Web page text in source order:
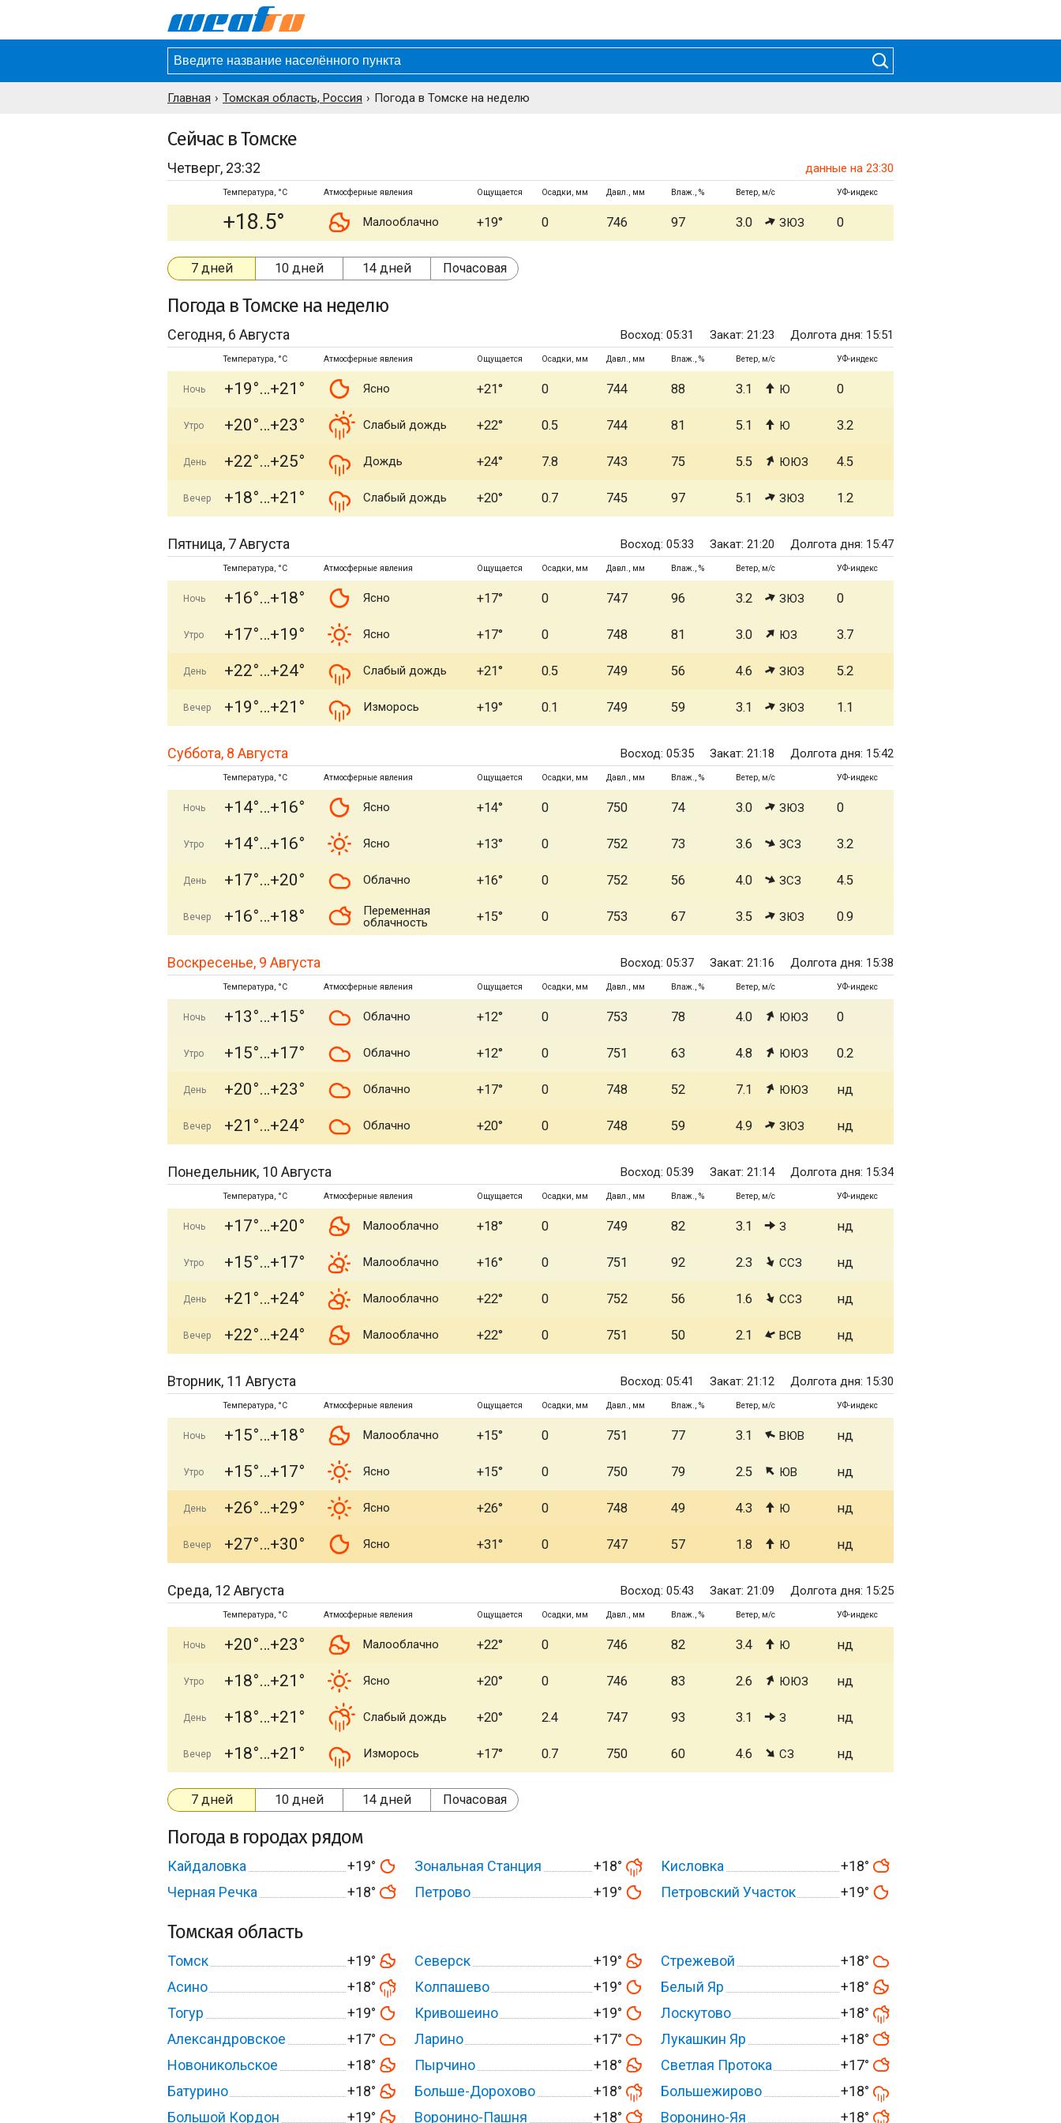
Главная Томская область, Россия Погода в Томске на неделю
Сейчас в Томске
Четверг, 23:32 данные на 23:30
Температура, °C Атмосферные явления Ощущается Осадки, мм Давл., мм Влаж., % Ветер, м/с УФ-индекс
+18.5° Малооблачно +19° 0 746 97 3.0 ЗЮЗ 0
7 дней 10 дней 14 дней Почасовая
Погода в Томске на неделю
Сегодня, 6 Августа Восход: 05:31 Закат: 21:23 Долгота дня: 15:51
Температура, °C Атмосферные явления Ощущается Осадки, мм Давл., мм Влаж., % Ветер, м/с УФ-индекс
Ночь +19° +21° Ясно +21° 0 744 88 3.1 Ю 0
Утро +20° +23° Слабый дождь +22° 0.5 744 81 5.1 Ю 3.2
День +22° +25° Дождь +24° 7.8 743 75 5.5 ЮЮЗ 4.5
Вечер +18° +21° Слабый дождь +20° 0.7 745 97 5.1 ЗЮЗ 1.2
Пятница, 7 Августа Восход: 05:33 Закат: 21:20 Долгота дня: 15:47
Температура, °C Атмосферные явления Ощущается Осадки, мм Давл., мм Влаж., % Ветер, м/с УФ-индекс
Ночь +16° +18° Ясно +17° 0 747 96 3.2 ЗЮЗ 0
Утро +17° +19° Ясно +17° 0 748 81 3.0 ЮЗ 3.7
День +22° +24° Слабый дождь +21° 0.5 749 56 4.6 ЗЮЗ 5.2
Вечер +19° +21° Изморось +19° 0.1 749 59 3.1 ЗЮЗ 1.1
Суббота, 8 Августа Восход: 05:35 Закат: 21:18 Долгота дня: 15:42
Температура, °C Атмосферные явления Ощущается Осадки, мм Давл., мм Влаж., % Ветер, м/с УФ-индекс
Ночь +14° +16° Ясно +14° 0 750 74 3.0 ЗЮЗ 0
Утро +14° +16° Ясно +13° 0 752 73 3.6 ЗСЗ 3.2
День +17° +20° Облачно +16° 0 752 56 4.0 ЗСЗ 4.5
Вечер +16° +18°
Переменная
облачность
+15° 0 753 67 3.5 ЗЮЗ 0.9
Воскресенье, 9 Августа Восход: 05:37 Закат: 21:16 Долгота дня: 15:38
Температура, °C Атмосферные явления Ощущается Осадки, мм Давл., мм Влаж., % Ветер, м/с УФ-индекс
Ночь +13° +15° Облачно +12° 0 753 78 4.0 ЮЮЗ 0
Утро +15° +17° Облачно +12° 0 751 63 4.8 ЮЮЗ 0.2
День +20° +23° Облачно +17° 0 748 52 7.1 ЮЮЗ нд
Вечер +21° +24° Облачно +20° 0 748 59 4.9 ЗЮЗ нд
Понедельник, 10 Августа Восход: 05:39 Закат: 21:14 Долгота дня: 15:34
Температура, °C Атмосферные явления Ощущается Осадки, мм Давл., мм Влаж., % Ветер, м/с УФ-индекс
Ночь +17° +20° Малооблачно +18° 0 749 82 3.1 З нд
Утро +15° +17° Малооблачно +16° 0 751 92 2.3 ССЗ нд
День +21° +24° Малооблачно +22° 0 752 56 1.6 ССЗ нд
Вечер +22° +24° Малооблачно +22° 0 751 50 2.1 ВСВ нд
Вторник, 11 Августа Восход: 05:41 Закат: 21:12 Долгота дня: 15:30
Температура, °C Атмосферные явления Ощущается Осадки, мм Давл., мм Влаж., % Ветер, м/с УФ-индекс
Ночь +15° +18° Малооблачно +15° 0 751 77 3.1 ВЮВ нд
Утро +15° +17° Ясно +15° 0 750 79 2.5 ЮВ нд
День +26° +29° Ясно +26° 0 748 49 4.3 Ю нд
Вечер +27° +30° Ясно +31° 0 747 57 1.8 Ю нд
Среда, 12 Августа Восход: 05:43 Закат: 21:09 Долгота дня: 15:25
Температура, °C Атмосферные явления Ощущается Осадки, мм Давл., мм Влаж., % Ветер, м/с УФ-индекс
Ночь +20° +23° Малооблачно +22° 0 746 82 3.4 Ю нд
Утро +18° +21° Ясно +20° 0 746 83 2.6 ЮЮЗ нд
День +18° +21° Слабый дождь +20° 2.4 747 93 3.1 З нд
Вечер +18° +21° Изморось +17° 0.7 750 60 4.6 СЗ нд
7 дней 10 дней 14 дней Почасовая
Погода в городах рядом
Кайдаловка +19° Зональная Станция +18° Кисловка
+18°
Черная Речка
+18° Петрово +19° Петровский Участок +19°
Томская область
Томск +19° Северск +19° Стрежевой
+18°
Асино
+18° Колпашево +19° Белый Яр
+18°
Тогур
+19° Кривошеино +19° Лоскутово
+18°
Александровское
+17° Ларино +17° Лукашкин Яр
+18°
Новоникольское
+18° Пырчино +18° Светлая Протока
+17°
Батурино
+18° Больше-Дорохово +18° Большежирово
+18°
Большой Кордон
+19° Воронино-Пашня +18° Воронино-Яя +18°